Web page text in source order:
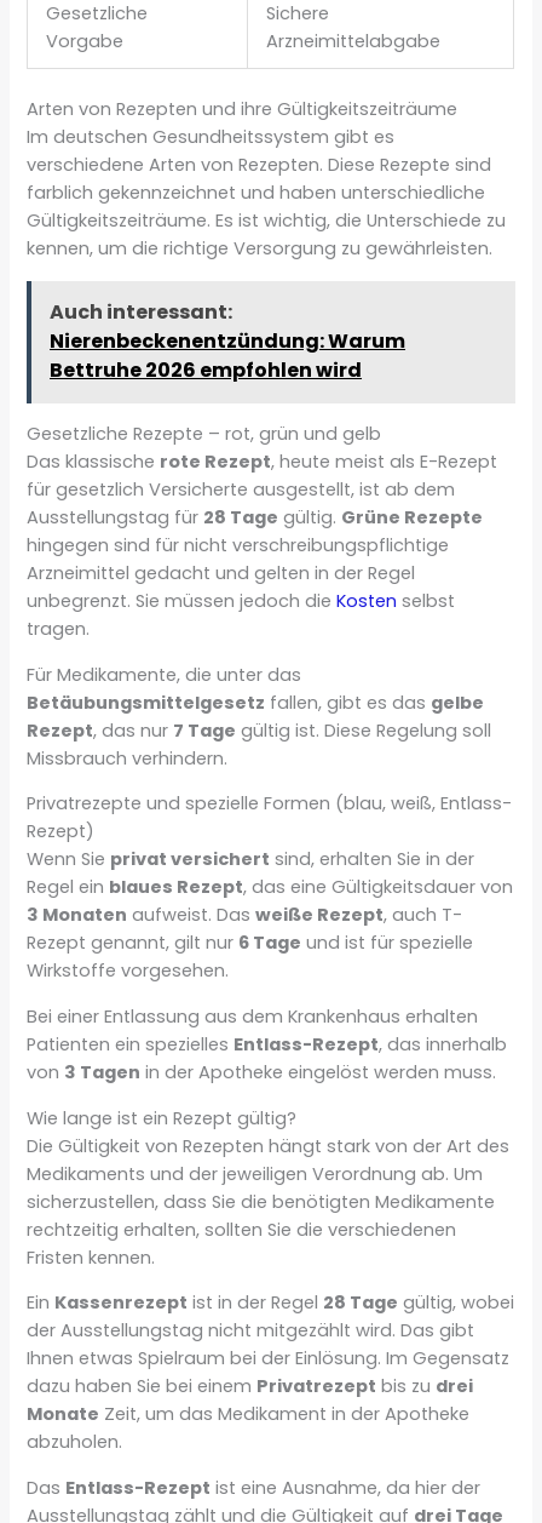
Gesetzliche
Vorgabe
Sichere
Arzneimittelabgabe
Arten von Rezepten und ihre Gültigkeitszeiträume
Im deutschen Gesundheitssystem gibt es
verschiedene Arten von Rezepten. Diese Rezepte sind
farblich gekennzeichnet und haben unterschiedliche
Gültigkeitszeiträume. Es ist wichtig, die Unterschiede zu
kennen, um die richtige Versorgung zu gewährleisten.
Auch interessant:
Nierenbeckenentzündung: Warum
Bettruhe 2026 empfohlen wird
Gesetzliche Rezepte – rot, grün und gelb
Das klassische rote Rezept, heute meist als E-Rezept
für gesetzlich Versicherte ausgestellt, ist ab dem
Ausstellungstag für 28 Tage gültig. Grüne Rezepte
hingegen sind für nicht verschreibungspflichtige
Arzneimittel gedacht und gelten in der Regel
unbegrenzt. Sie müssen jedoch dieKosten selbst
tragen.
Für Medikamente, die unter das
Betäubungsmittelgesetz fallen, gibt es das gelbe
Rezept, das nur 7 Tage gültig ist. Diese Regelung soll
Missbrauch verhindern.
Privatrezepte und spezielle Formen (blau, weiß, Entlass-
Rezept)
Wenn Sie privat versichert sind, erhalten Sie in der
Regel ein blaues Rezept, das eine Gültigkeitsdauer von
3 Monaten aufweist. Dasweiße Rezept, auch T-
Rezept genannt, gilt nur 6 Tage und ist für spezielle
Wirkstoffe vorgesehen.
Bei einer Entlassung aus dem Krankenhaus erhalten
Patienten ein spezielles Entlass-Rezept, das innerhalb
von 3 Tagen in der Apotheke eingelöst werden muss.
Wie lange ist ein Rezept gültig?
Die Gültigkeit von Rezepten hängt stark von der Art des
Medikaments und der jeweiligen Verordnung ab. Um
sicherzustellen, dass Sie die benötigten Medikamente
rechtzeitig erhalten, sollten Sie die verschiedenen
Fristen kennen.
Ein Kassenrezept ist in der Regel 28 Tage gültig, wobei
der Ausstellungstag nicht mitgezählt wird. Das gibt
Ihnen etwas Spielraum bei der Einlösung. Im Gegensatz
dazu haben Sie bei einem Privatrezept bis zu drei
Monate Zeit, um das Medikament in der Apotheke
abzuholen.
Das Entlass-Rezept ist eine Ausnahme, da hier der
Ausstellungstag zählt und die Gültigkeit auf drei Tage